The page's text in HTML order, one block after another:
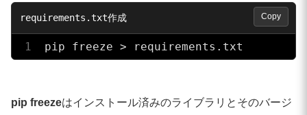
pip freeze > requirements.txt
Copy
pip freezeはインストール済みのライブラリとそのバージ